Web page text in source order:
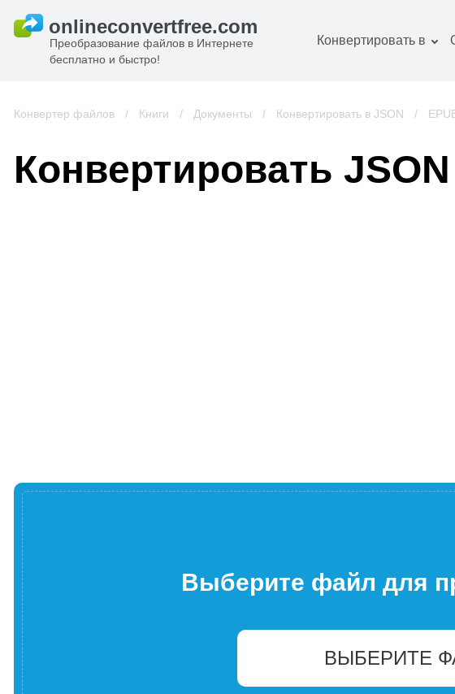
Преобразование файлов в Интернете
бесплатно и быстро!
Конвертировать в
конвертер
Книги конвертер
Конвертер файлов / Книги / Документы / Конвертировать в JSON /
Конвертировать
Выберите файл для
ВЫБЕРИТЕ